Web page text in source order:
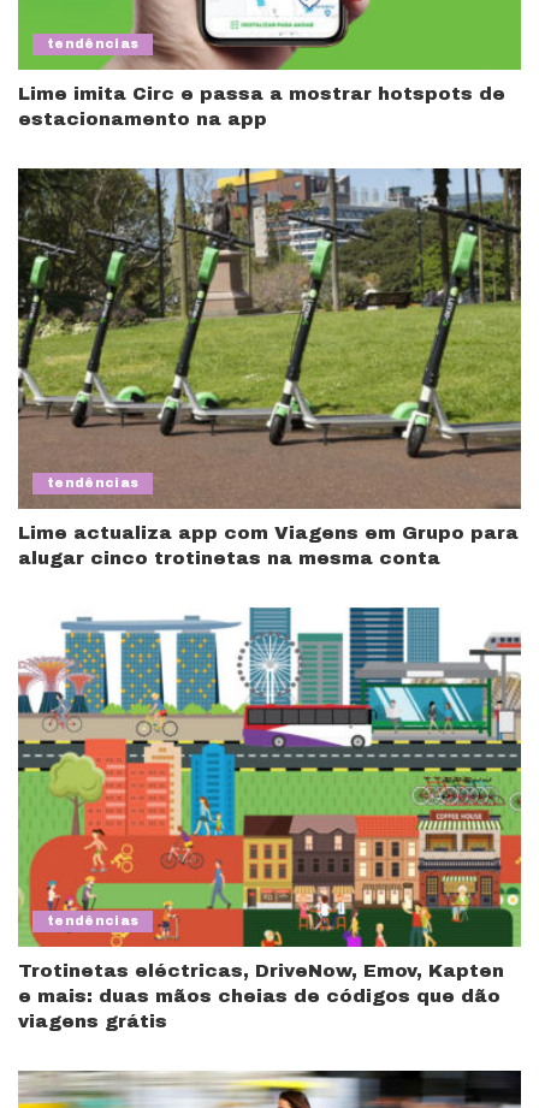
tendências
Lime imita Circ e passa a mostrar hotspots de
estacionamento na app
tendências
Lime actualiza app com Viagens em Grupo para
alugar cinco trotinetas na mesma conta
tendências
Trotinetas eléctricas, DriveNow, Emov, Kapten
e mais: duas mãos cheias de códigos que dão
viagens grátis